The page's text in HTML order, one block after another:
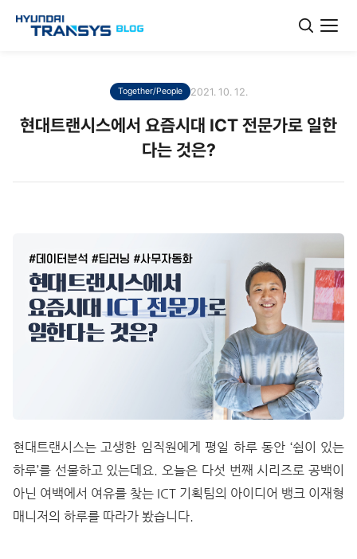
Together/People 2021. 10. 12.
현대트랜시스에서 요즘시대 ICT 전문가로 일한
다는 것은?
현대트랜시스는 고생한 임직원에게 평일 하루 동안 ‘쉼이 있는
하루’를 선물하고 있는데요. 오늘은 다섯 번째 시리즈로 공백이
아닌 여백에서 여유를 찾는 ICT 기획팀의 아이디어 뱅크 이재형
매니저의 하루를 따라가 봤습니다.